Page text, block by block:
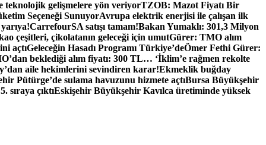
teknolojik gelişmelere yön veriyorTZOB: Mazot Fiyatı Bir
Seçeneği SunuyorAvrupa elektrik enerjisi ile çalışan ilk
CarrefourSA satışı tamam!Bakan Yumaklı: 301,3 Milyon
çeşitleri, çikolatanın geleceği için umutGürer: TMO alım
açtıGeleceğin Hasadı Programı Türkiye’deÖmer Fethi Gürer:
beklediği alım fiyatı: 300 TL… ‘İklim’e rağmen rekolte
aile hekimlerini sevindiren karar!Ekmeklik buğday
Pütürge’de sulama havuzunu hizmete açtıBursa Büyükşehir
sıraya çıktıEskişehir Büyükşehir Kavılca üretiminde yüksek